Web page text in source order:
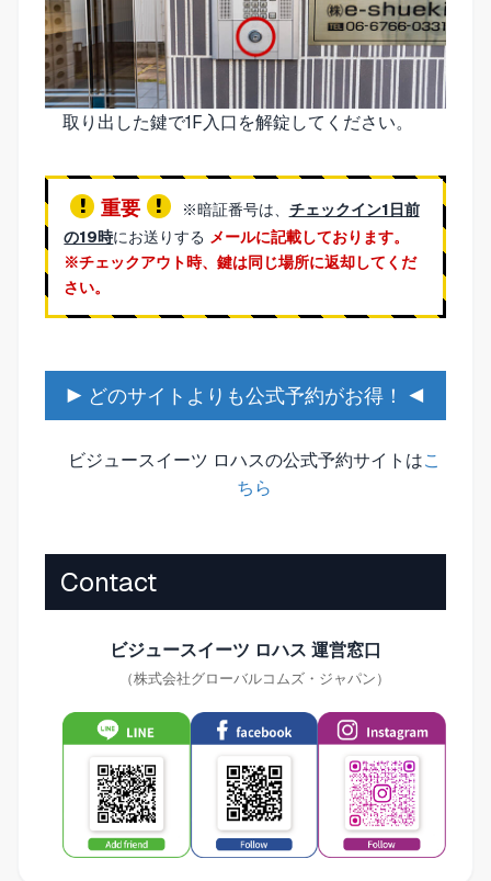
取り出した鍵で1F入口を解錠してください。
重要 ※暗証番号は、 チェックイン1日前
の19時にお送りする メールに記載しております。
※チェックアウト時、鍵は同じ場所に返却してくだ
さい。
▶ どのサイトよりも公式予約がお得！ ◀
ビジュースイーツ ロハスの公式予約サイトはこ
ちら
Contact
ビジュースイーツ ロハス 運営窓口
（株式会社グローバルコムズ・ジャパン）